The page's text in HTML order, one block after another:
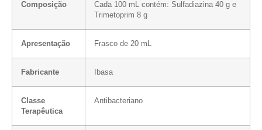
Composição
Cada 100 mL contém: Sulfadiazina 40 g e
Trimetoprim 8 g
Apresentação Frasco de 20 mL
Fabricante Ibasa
Classe
Terapêutica
Antibacteriano